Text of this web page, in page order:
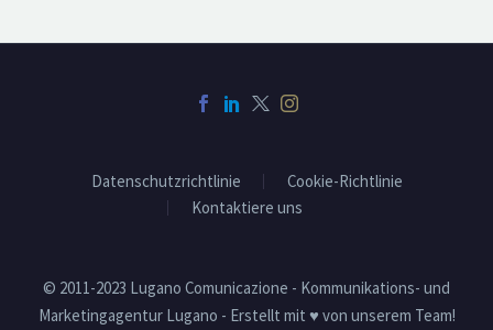
Datenschutzrichtlinie
Cookie-Richtlinie
Kontaktiere uns
© 2011-2023 Lugano Comunicazione - Kommunikations- und
Marketingagentur Lugano - Erstellt mit ♥ von unserem Team!